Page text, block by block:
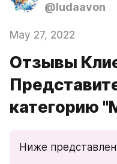
@ludaavon
May 27, 2022
Отзывы
категорию
Ниже